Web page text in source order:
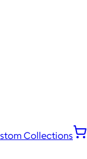
Collections